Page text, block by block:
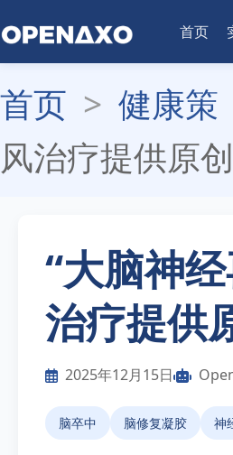
首页
首页 > 健康策
风治疗提供原
“大脑神
治疗提供
2025年12月15日
脑卒中 脑修复凝胶 神